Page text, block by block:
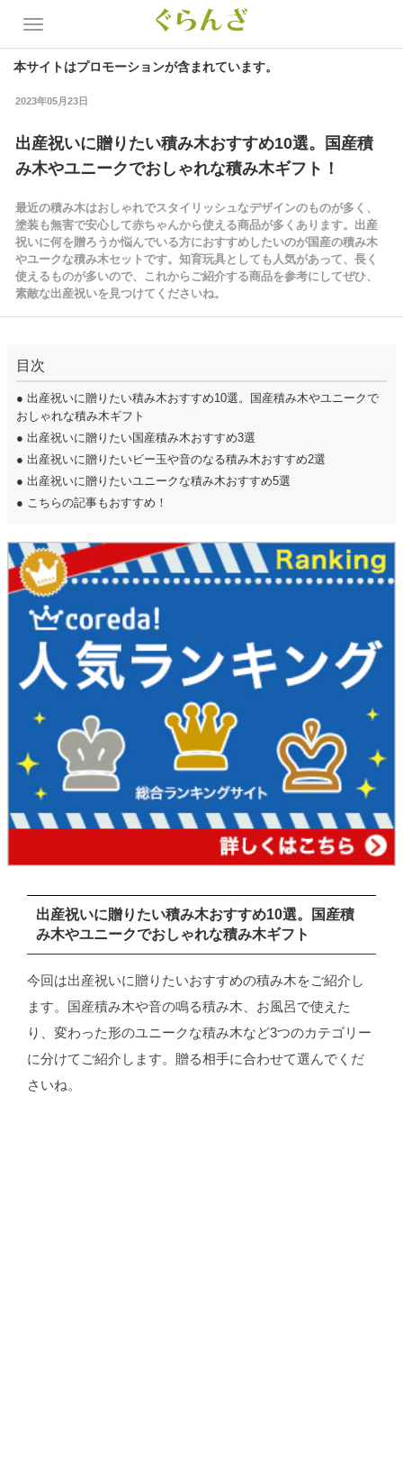
本サイトはプロモーションが含まれています。
2023年05月23日
出産祝いに贈りたい積み木おすすめ10選。国産積
み木やユニークでおしゃれな積み木ギフト！
最近の積み木はおしゃれでスタイリッシュなデザインのものが多く、
塗装も無害で安心して赤ちゃんから使える商品が多くあります。出産
祝いに何を贈ろうか悩んでいる方におすすめしたいのが国産の積み木
やユークな積み木セットです。知育玩具としても人気があって、長く
使えるものが多いので、これからご紹介する商品を参考にしてぜひ、
素敵な出産祝いを見つけてくださいね。
目次
● 出産祝いに贈りたい積み木おすすめ10選。国産積み木やユニークで
おしゃれな積み木ギフト
● 出産祝いに贈りたい国産積み木おすすめ3選
● 出産祝いに贈りたいビー玉や音のなる積み木おすすめ2選
● 出産祝いに贈りたいユニークな積み木おすすめ5選
● こちらの記事もおすすめ！
出産祝いに贈りたい積み木おすすめ10選。国産積
み木やユニークでおしゃれな積み木ギフト
今回は出産祝いに贈りたいおすすめの積み木をご紹介し
ます。国産積み木や音の鳴る積み木、お風呂で使えた
り、変わった形のユニークな積み木など3つのカテゴリー
に分けてご紹介します。贈る相手に合わせて選んでくだ
さいね。